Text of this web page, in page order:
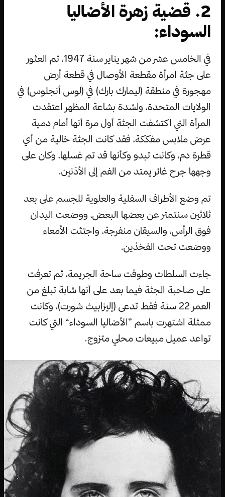
2. قضية زهرة الأضاليا
السوداء:
في الخامس عشر من شهر يناير سنة 1947، تم العثور
على جثة امرأة مقطعة الأوصال في قطعة أرض
مهجورة في منطقة (ليمارك بارك) في (لوس أنجلوس) في
الولايات المتحدة، ولشدة بشاعة المظهر اعتقدت
المرأة التي اكتشفت الجثة أول مرة أنها أمام دمية
عرض ملابس مفككة، فقد كانت الجثة خالية من أي
قطرة دم، وكانت تبدو وكأنها قد تم غسلها، وكان على
وجهها جرح غائر يمتد من الفم إلى الأذنين.
تم وضع الأطراف السفلية والعلوية للجسم على بعد
ثلاثين سنتمتر عن بعضها البعض، ووضعت اليدان
فوق الرأس، والسيقان منفرجة، واجتثت الأمعاء
ووضعت تحت الفخذين.
جاءت السلطات وطوقت ساحة الجريمة، ثم تعرفت
على صاحبة الجثة فيما بعد على أنها شابة تبلغ من
العمر 22 سنة فقط تدعى (إليزابيث شورت)، وكانت
ممثلة اشتهرت باسم ”الأضاليا السوداء“ التي كانت
تواعد عميل مبيعات محلي متزوج.